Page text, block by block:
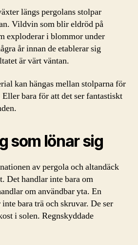
längs pergolans stolpar
Vildvin som blir eldröd på
exploderar i blommor under
år innan de etablerar sig
är värt väntan.
kan hängas mellan stolparna för
bara för att det ser fantastiskt
som lönar sig
av pergola och altandäck
Det handlar inte bara om
om användbar yta. En
bara trä och skruvar. De ser
i solen. Regnskyddade